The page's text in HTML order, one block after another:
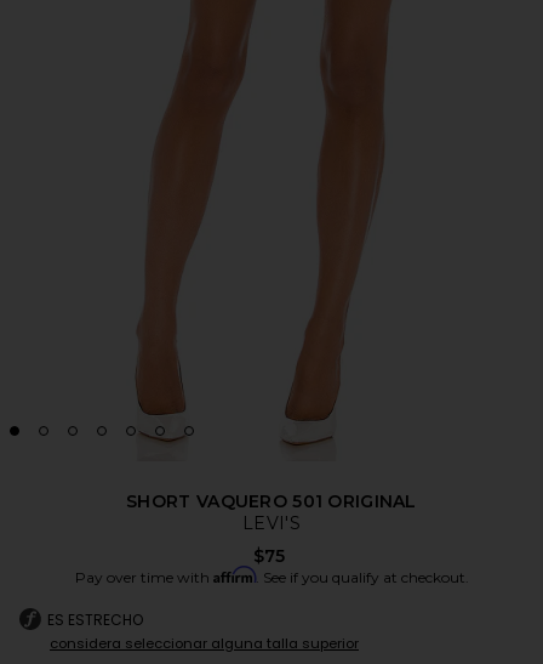
SHORT VAQUERO 501 ORIGINAL
LEVI'S
$75
Pay over time with Affirm. See if you qualify at checkout.
ES ESTRECHO
considera seleccionar alguna talla superior